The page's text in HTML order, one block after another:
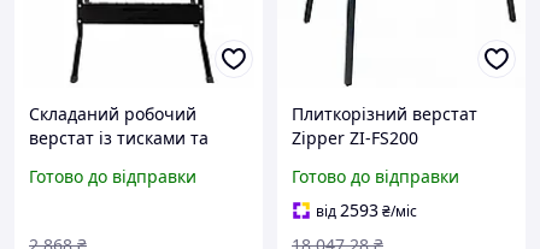
Складаний робочий
верстат із тисками та
максимальне
620х300 мм для майстерні
Готово до відправки
Плиткорізний верстат
Zipper ZI-FS200
плитки з диском 200 мм
до 600 мм ширини
Готово до відправки
від2593₴/міс